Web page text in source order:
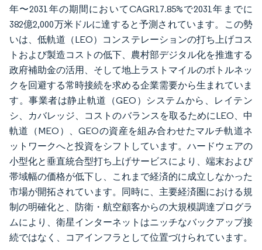
年〜2031年の期間においてCAGR17.85%で2031年までに
382億2,000万米ドルに達すると予測されています。この勢
いは、低軌道（LEO）コンステレーションの打ち上げコス
トおよび製造コストの低下、農村部デジタル化を推進する
政府補助金の活用、そして地上ラストマイルのボトルネッ
クを回避する常時接続を求める企業需要から生まれていま
す。事業者は静止軌道（GEO）システムから、レイテン
シ、カバレッジ、コストのバランスを取るためにLEO、中
軌道（MEO）、GEOの資産を組み合わせたマルチ軌道ネ
ットワークへと投資をシフトしています。ハードウェアの
小型化と垂直統合型打ち上げサービスにより、端末および
帯域幅の価格が低下し、これまで経済的に成立しなかった
市場が開拓されています。同時に、主要経済圏における規
制の明確化と、防衛・航空顧客からの大規模調達プログラ
ムにより、衛星インターネットはニッチなバックアップ接
続ではなく、コアインフラとして位置づけられています。